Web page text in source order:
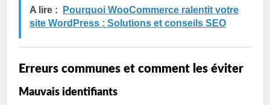
A lire :
Pourquoi WooCommerce ralentit votre
site WordPress : Solutions et conseils SEO
Erreurs communes et comment les éviter
Mauvais identifiants